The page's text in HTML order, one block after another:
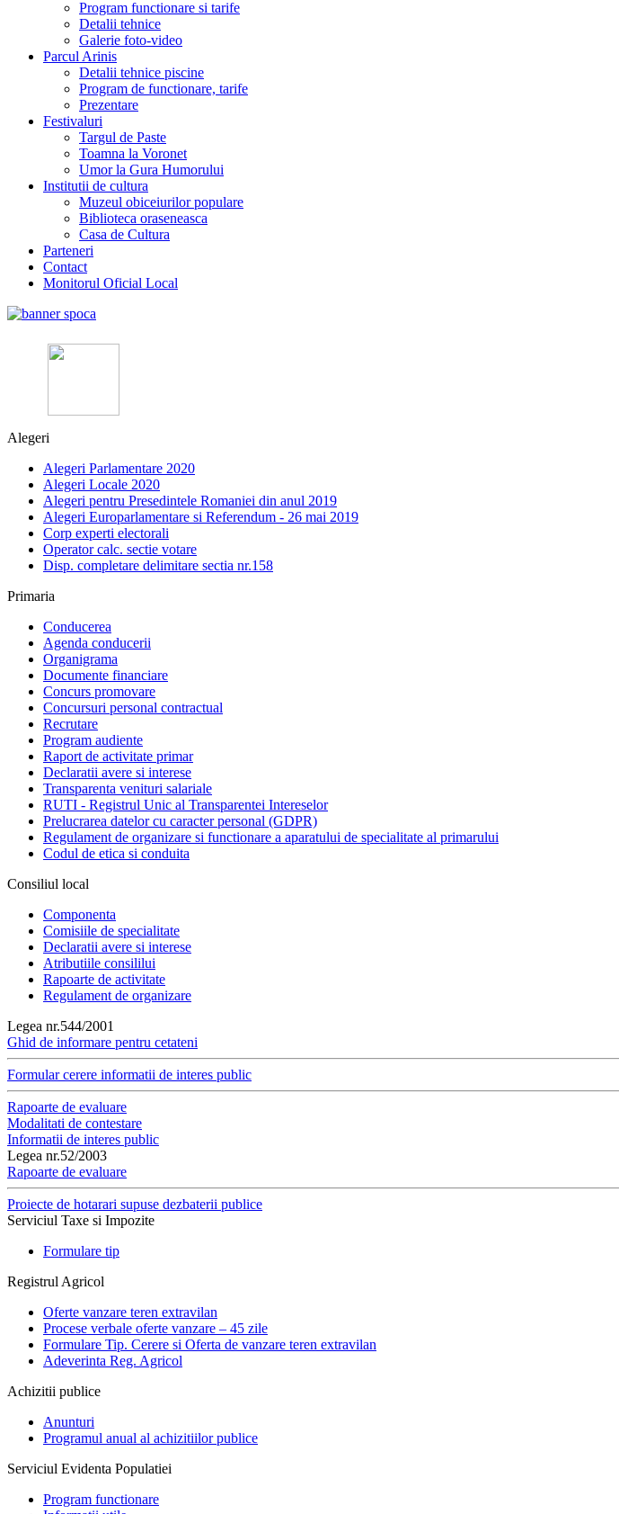
Program functionare si tarife
Detalii tehnice
Galerie foto-video
Parcul Arinis
Detalii tehnice piscine
Program de functionare, tarife
Prezentare
Festivaluri
Targul de Paste
Toamna la Voronet
Umor la Gura Humorului
Institutii de cultura
Muzeul obiceiurilor populare
Biblioteca oraseneasca
Casa de Cultura
Parteneri
Contact
Monitorul Oficial Local
Alegeri
Alegeri Parlamentare 2020
Alegeri Locale 2020
Alegeri pentru Presedintele Romaniei din anul 2019
Alegeri Europarlamentare si Referendum - 26 mai 2019
Corp experti electorali
Operator calc. sectie votare
Disp. completare delimitare sectia nr.158
Primaria
Conducerea
Agenda conducerii
Organigrama
Documente financiare
Concurs promovare
Concursuri personal contractual
Recrutare
Program audiente
Raport de activitate primar
Declaratii avere si interese
Transparenta venituri salariale
RUTI - Registrul Unic al Transparentei Intereselor
Prelucrarea datelor cu caracter personal (GDPR)
Regulament de organizare si functionare a aparatului de specialitate al primarului
Codul de etica si conduita
Consiliul local
Componenta
Comisiile de specialitate
Declaratii avere si interese
Atributiile consililui
Rapoarte de activitate
Regulament de organizare
Legea nr.544/2001
Ghid de informare pentru cetateni
Formular cerere informatii de interes public
Rapoarte de evaluare
Modalitati de contestare
Informatii de interes public
Legea nr.52/2003
Rapoarte de evaluare
Proiecte de hotarari supuse dezbaterii publice
Serviciul Taxe si Impozite
Formulare tip
Registrul Agricol
Oferte vanzare teren extravilan
Procese verbale oferte vanzare – 45 zile
Formulare Tip. Cerere si Oferta de vanzare teren extravilan
Adeverinta Reg. Agricol
Achizitii publice
Anunturi
Programul anual al achizitiilor publice
Serviciul Evidenta Populatiei
Program functionare